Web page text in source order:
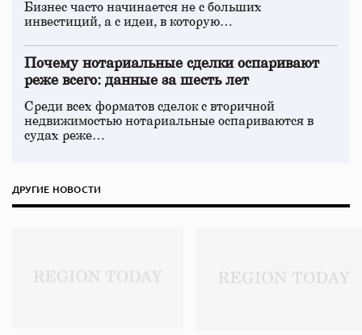
Бизнес часто начинается не с больших
инвестиций, а с идеи, в которую…
Почему нотариальные сделки оспаривают
реже всего: данные за шесть лет
Среди всех форматов сделок с вторичной
недвижимостью нотариальные оспариваются в
судах реже…
ДРУГИЕ НОВОСТИ